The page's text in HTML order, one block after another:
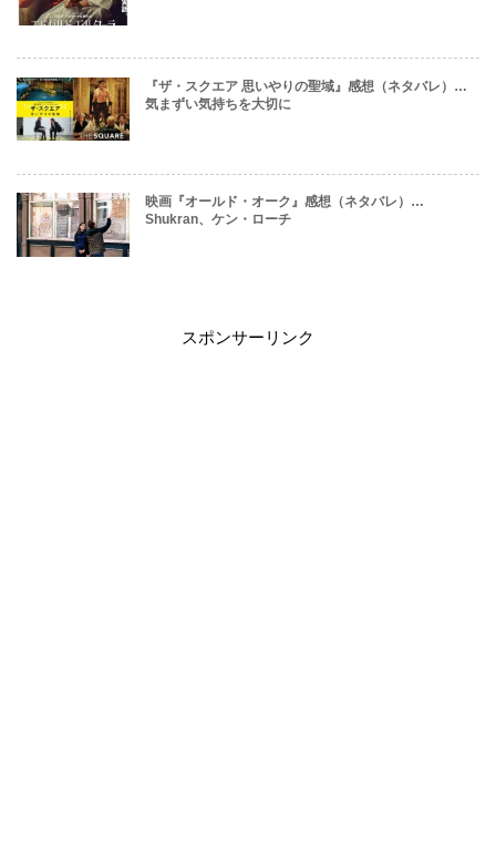
『ザ・スクエア 思いやりの聖域』感想（ネタバレ）…
気まずい気持ちを大切に
映画『オールド・オーク』感想（ネタバレ）…
Shukran、ケン・ローチ
スポンサーリンク